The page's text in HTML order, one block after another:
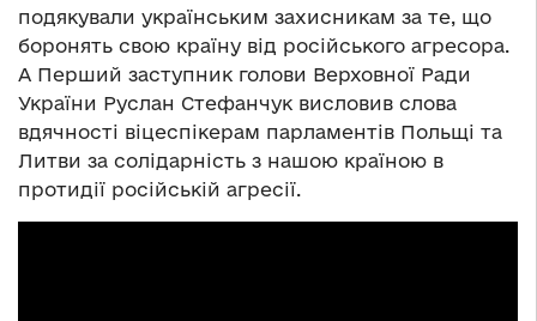
подякували українським захисникам за те, що
боронять свою країну від російського агресора.
А Перший заступник голови Верховної Ради
України Руслан Стефанчук висловив слова
вдячності віцеспікерам парламентів Польщі та
Литви за солідарність з нашою країною в
протидії російській агресії.